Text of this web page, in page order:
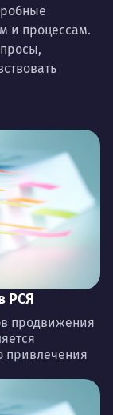
и процессам.
РСЯ
продвижения
привлечения